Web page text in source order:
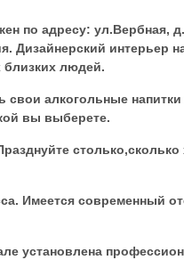
по адресу: ул.Вербная,
Дизайнерский интерьер
людей.
алкогольные
вы выберете.
Имеется современный
установлена